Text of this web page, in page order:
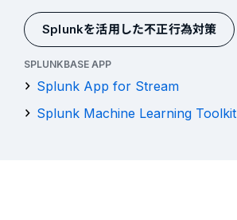
Splunkを活用した不正行為対策
SPLUNKBASE APP
Splunk App for Stream
Splunk Machine Learning Toolkit